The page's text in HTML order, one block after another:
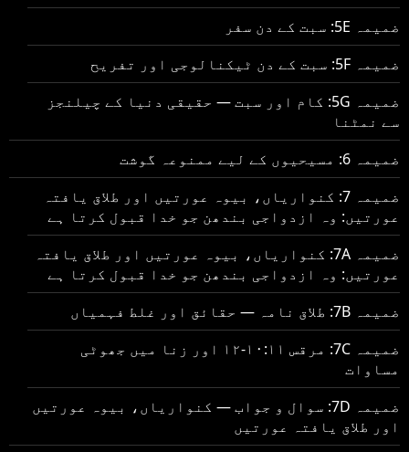
ضمیمہ 5E: سبت کے دن سفر
ضمیمہ 5F: سبت کے دن ٹیکنالوجی اور تفریح
ضمیمہ 5G: کام اور سبت — حقیقی دنیا کے چیلنجز
سے نمٹنا
ضمیمہ 6: مسیحیوں کے لیے ممنوعہ گوشت
ضمیمہ 7: کنواریاں، بیوہ عورتیں اور طلاق یافتہ
عورتیں: وہ ازدواجی بندھن جو خدا قبول کرتا ہے
ضمیمہ 7A: کنواریاں، بیوہ عورتیں اور طلاق یافتہ
عورتیں: وہ ازدواجی بندھن جو خدا قبول کرتا ہے
ضمیمہ 7B: طلاق نامہ — حقائق اور غلط فہمیاں
ضمیمہ 7C: مرقس ۱۰:۱۱-۱۲ اور زنا میں جھوٹی
مساوات
ضمیمہ 7D: سوال و جواب — کنواریاں، بیوہ عورتیں
اور طلاق یافتہ عورتیں